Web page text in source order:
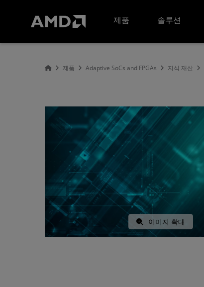
제품
솔루션
제품 Adaptive SoCs and FPGAs 지식 재산
이미지 확대